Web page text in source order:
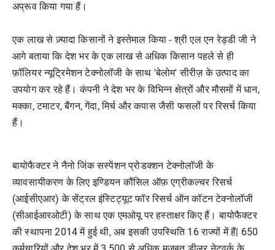
अप्रूव किया गया हैं।
एक लाख से ज़्यादा किसानों ने इस्तेमाल किया - श्री एल एन रेड्डी जी ने
आगे बताया कि देश भर के एक लाख से अधिक किसान पहले से ही
फ़ॉलियर न्यूट्रिमेशन टेक्नोलॉजी के साथ 'बेलोम' सीरीज़ के उत्पाद का
उपयोग कर रहे हैं। कंपनी ने देश भर के विभिन्न क्षेत्रों और मौसमों में धान,
मक्का, टमाटर, बैंगन, गेंदा, मिर्च और कपास जैसी फसलों पर रिसर्च किया
हैं।
बायोफैक्टर ने नैनो जिंक सस्पेंशन प्रोडक्शन टेक्नोलॉजी के
व्यावसायीकरण के लिए इण्डियन कौंसिल ऑफ़ एग्रीकल्चर रिसर्च
(आईसीएआर) के सेंट्रल इंस्टिट्यूट फॉर रिसर्च ऑन कॉटन टेक्नोलॉजी
(सीआईआरओटी) के साथ एक एमओयू पर हस्ताक्षर किए हैं। बायोफैक्टर
की स्थापना 2014 में हुई थी, अब इसकी उपस्थिति 16 राज्यों में हैं| 650